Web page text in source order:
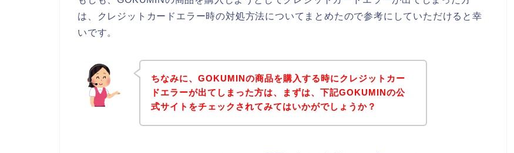
は、クレジットカードエラー時の対処方法についてまとめたので参考にしていただけると幸
いです。
ちなみに、GOKUMINの商品を購入する時にクレジットカー
ドエラーが出てしまった方は、まずは、下記GOKUMINの公
式サイトをチェックされてみてはいかがでしょうか？